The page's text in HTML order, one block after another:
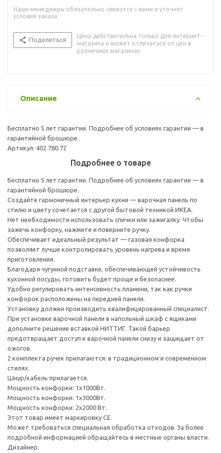
Наши менеджеры обязательно свяжутся с вами и уточнят
условия заказа
Поделиться
Цена действительна только для интернет-
магазина и может отличаться от цен в
розничных магазинах
Описание
Бесплатно 5 лет гарантии. Подробнее об условиях гарантии — в
гарантийной брошюре.
Артикул: 402.780.72
Подробнее о товаре
Бесплатно 5 лет гарантии. Подробнее об условиях гарантии — в
гарантийной брошюре.
Создайте гармоничный интерьер кухни — варочная панель по
стилю и цвету сочетается с другой бытовой техникой ИКЕА.
Нет необходимости использовать спички или зажигалку. Чтобы
зажечь конфорку, нажмите и поверните ручку.
Обеспечивает идеальный результат — газовая конфорка
позволяет лучше контролировать уровень нагрева и время
приготовления.
Благодаря чугунной подставке, обеспечивающей устойчивость
кухонной посуды, готовить будет проще и безопаснее.
Удобно регулировать интенсивность пламени, так как ручки
конфорок расположены на передней панели.
Установку должен производить квалифицированный специалист.
При установке варочной панели в напольный шкаф с ящиками
дополните решение вставкой НИТТИГ. Такой барьер
предотвращает доступ к варочной панели снизу и защищает от
ожогов.
2 комплекта ручек прилагаются: в традиционном и современном
стилях.
Шнур/кабель прилагается.
Мощность конфорки: 1х1000Вт.
Мощность конфорки: 1х3000Вт.
Мощность конфорки: 2х2000 Вт.
Этот товар имеет маркировку CE.
Может требоваться специальная обработка отходов. За более
подробной информацией обращайтесь в местные органы власти.
Дизайнер: